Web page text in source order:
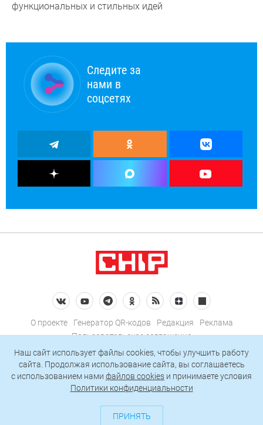
функциональных и стильных идей
Следите за
нами в
соцсетях
О проекте Генератор QR-кодов Редакция
Реклама
Пользовательское соглашение
Политика конфиденциальности
Подписаться на рассылку
127018, Москва, ул. Полковая, д. 3, стр. 4, помещение I, комн. 23
Наш сайт использует файлы cookies, чтобы улучшить работу
сайта. Продолжая использование сайта, вы соглашаетесь
c использованием нами файлов cookies и принимаете условия
Политики конфиденциальности
ПРИНЯТЬ